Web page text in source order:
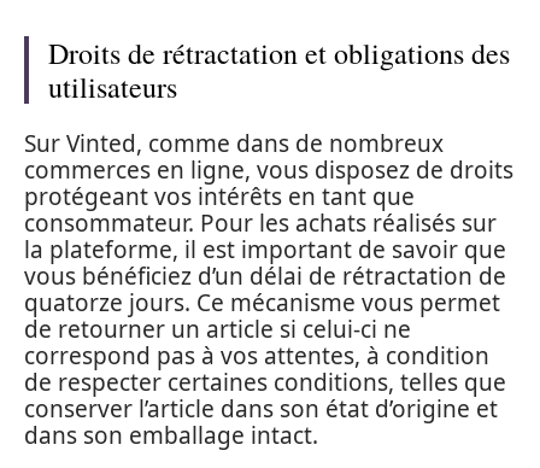
Droits de rétractation et obligations des
utilisateurs
Sur Vinted, comme dans de nombreux
commerces en ligne, vous disposez de droits
protégeant vos intérêts en tant que
consommateur. Pour les achats réalisés sur
la plateforme, il est important de savoir que
vous bénéficiez d’un délai de rétractation de
quatorze jours. Ce mécanisme vous permet
de retourner un article si celui-ci ne
correspond pas à vos attentes, à condition
de respecter certaines conditions, telles que
conserver l’article dans son état d’origine et
dans son emballage intact.